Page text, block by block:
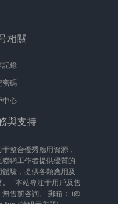
相關
記錄
密碼
中心
與支持
于整合優秀應用資源，
聯網工作者提供優質的
體驗，提供各類應用及
。 本站專注于用戶及售
無售前咨詢。 郵箱： i@